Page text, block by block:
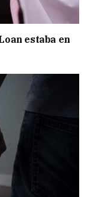
estaba en